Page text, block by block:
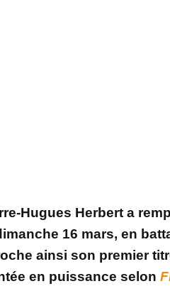
Hugues Herbert a
16 mars, en
ainsi son premier
en puissance selon